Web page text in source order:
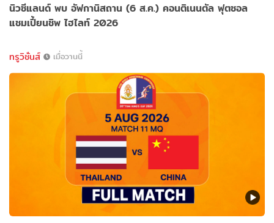
นิวซีแลนด์ พบ อัฟกานิสถาน (6 ส.ค.) คอนติเนนตัล ฟุตซอล
แชมเปี้ยนชิพ ไฮไลท์ 2026
ทรูวิชั่นส์ เมื่อวานนี้